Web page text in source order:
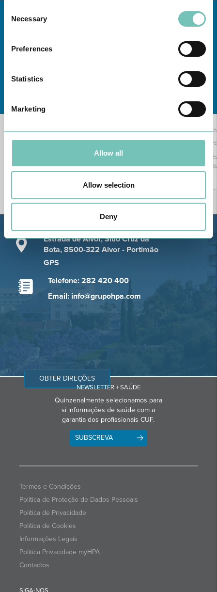
Selection
Necessary
Preferences
Statistics
Marketing
Allow all
Allow selection
Deny
Estrada de Alvor, Sítio Cruz da
Bota, 8500-322 Alvor - Portimão
GPS
Telefone: 282 420 400
Email: info@grupohpa.com
OBTER DIREÇÕES
NEWSLETTER + SAÚDE
Quinzenalmente selecionamos para
si informações de saúde com a
garantia dos profissionais CUF.
SUBSCREVA
Termos e Condições
Política de Proteção de Dados Pessoais
Política de Privacidade
Política de Cookies
Informações Legais
Politica Privacidade myHPA
Contactos
SIGA-NOS